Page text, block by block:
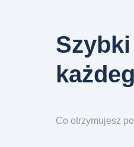
Co otrzymujesz